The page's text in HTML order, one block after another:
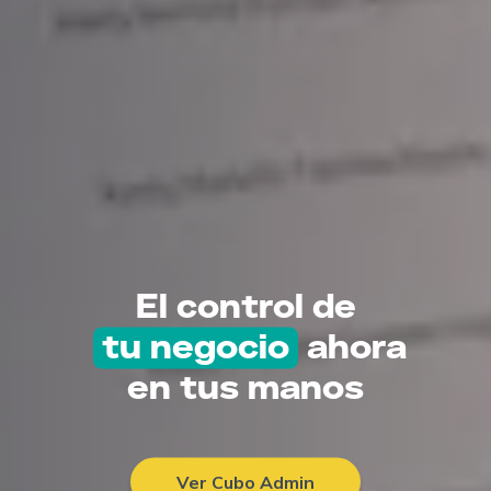
El control de
tu negocio ahora
en tus manos
Ver Cubo Admin